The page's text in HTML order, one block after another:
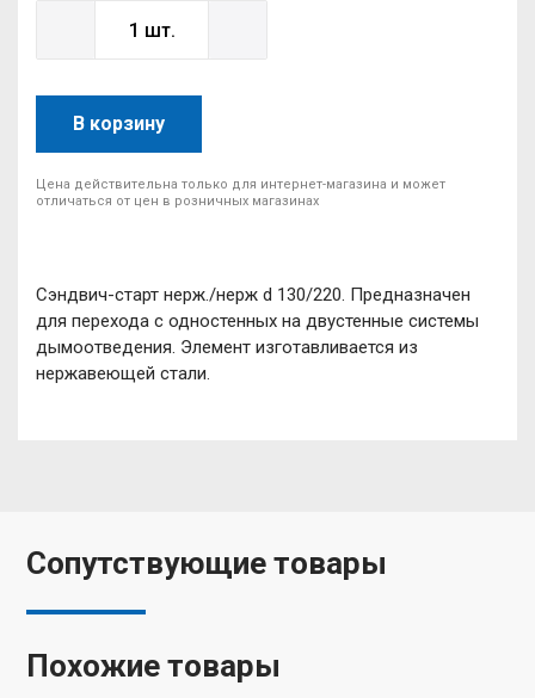
В корзину
Цена действительна только для интернет-магазина и может
отличаться от цен в розничных магазинах
Сэндвич-старт нерж./нерж d 130/220. Предназначен
для перехода с одностенных на двустенные системы
дымоотведения. Элемент изготавливается из
нержавеющей стали.
Сопутствующие товары
Похожие товары